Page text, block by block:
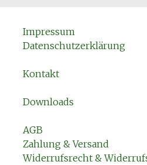
Impressum
Datenschutzerklärung
Kontakt
Downloads
AGB
Zahlung & Versand
Widerrufsrecht &